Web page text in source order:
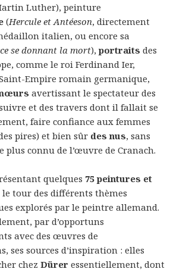
Luther), peinture
(Hercule et Antéeson, directement
italien, ou encore sa
se donnant la mort),portraits des
comme le roi Ferdinand Ier,
Empire romain germanique,
avertissant le spectateur des
et des travers dont il fallait se
faire confiance aux femmes
pires) et bien sûr des nus, sans
plus connu de l’œuvre de Cranach.
quelques 75 peintures et
tour des différents thèmes
explorés par le peintre allemand.
par d’opportuns
avec des œuvres de
ses sources d’inspiration : elles
chezDürer essentiellement, dont